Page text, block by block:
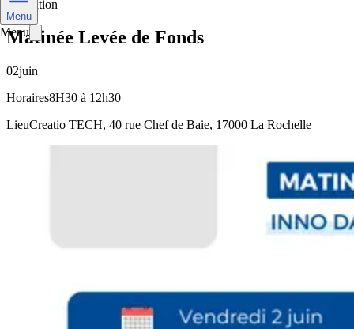
Menu
Menu
Formation
Matinée Levée de Fonds
02juin
Horaires8H30 à 12h30
LieuCreatio TECH, 40 rue Chef de Baie, 17000 La Rochelle